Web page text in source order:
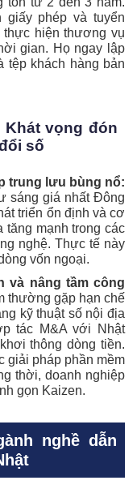
giấy phép và tuyển
hiện thương vụ
gian. Họ ngay lập
khách hàng bản
vọng đón
số
trung lưu bùng nổ:
sáng giá nhất Đông
triển ổn định và cơ
tăng mạnh trong các
nghệ. Thực tế này
vốn ngoại.
và nâng tầm công
thường gặp hạn chế
kỹ thuật số nội địa
tác M&A với Nhật
thông dòng tiền.
giải pháp phần mềm
thời, doanh nghiệp
gọn Kaizen.
nghề dẫn